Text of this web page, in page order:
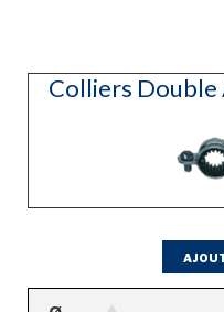
Colliers Double